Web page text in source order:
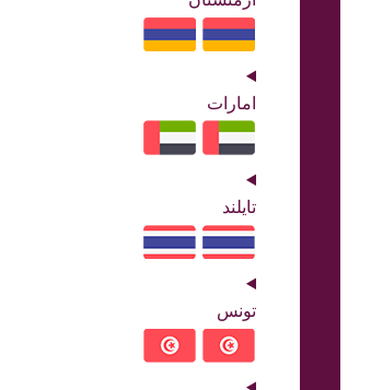
امارات
تایلند
تونس